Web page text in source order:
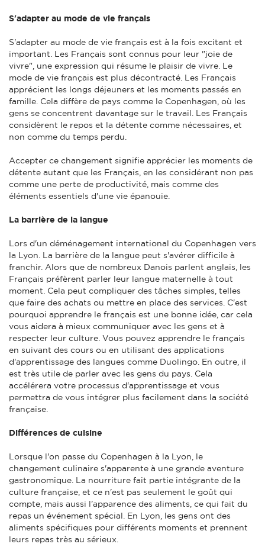
S'adapter au mode de vie français
S'adapter au mode de vie français est à la fois excitant et
important. Les Français sont connus pour leur "joie de
vivre", une expression qui résume le plaisir de vivre. Le
mode de vie français est plus décontracté. Les Français
apprécient les longs déjeuners et les moments passés en
famille. Cela diffère de pays comme le Copenhagen, où les
gens se concentrent davantage sur le travail. Les Français
considèrent le repos et la détente comme nécessaires, et
non comme du temps perdu.
Accepter ce changement signifie apprécier les moments de
détente autant que les Français, en les considérant non pas
comme une perte de productivité, mais comme des
éléments essentiels d'une vie épanouie.
La barrière de la langue
Lors d'un déménagement international du Copenhagen vers
la Lyon. La barrière de la langue peut s'avérer difficile à
franchir. Alors que de nombreux Danois parlent anglais, les
Français préfèrent parler leur langue maternelle à tout
moment. Cela peut compliquer des tâches simples, telles
que faire des achats ou mettre en place des services. C'est
pourquoi apprendre le français est une bonne idée, car cela
vous aidera à mieux communiquer avec les gens et à
respecter leur culture. Vous pouvez apprendre le français
en suivant des cours ou en utilisant des applications
d'apprentissage des langues comme Duolingo. En outre, il
est très utile de parler avec les gens du pays. Cela
accélérera votre processus d'apprentissage et vous
permettra de vous intégrer plus facilement dans la société
française.
Différences de cuisine
Lorsque l'on passe du Copenhagen à la Lyon, le
changement culinaire s'apparente à une grande aventure
gastronomique. La nourriture fait partie intégrante de la
culture française, et ce n'est pas seulement le goût qui
compte, mais aussi l'apparence des aliments, ce qui fait du
repas un événement spécial. En Lyon, les gens ont des
aliments spécifiques pour différents moments et prennent
leurs repas très au sérieux.